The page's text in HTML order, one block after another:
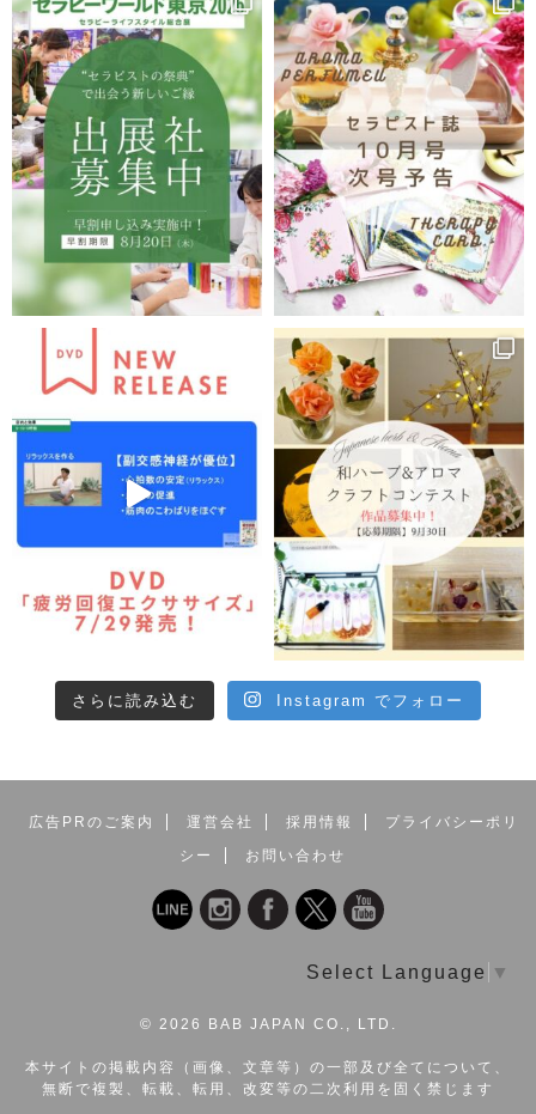
さらに読み込む Instagram でフォロー
広告PRのご案内 運営会社 採用情報
プライバシーポリ
シー
お問い合わせ
Select Language ▼
© 2026 BAB JAPAN CO., LTD.
本サイトの掲載内容（画像、文章等）の一部及び全てについて、
無断で複製、転載、転用、改変等の二次利用を固く禁じます